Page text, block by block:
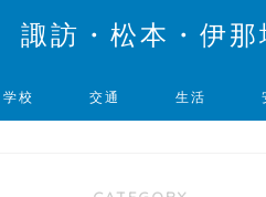
諏訪・松本・伊
学校 交通 生活